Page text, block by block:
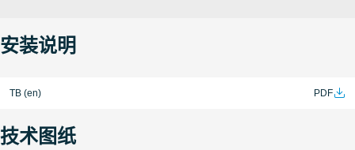
安装说明
TB (en) PDF
技术图纸